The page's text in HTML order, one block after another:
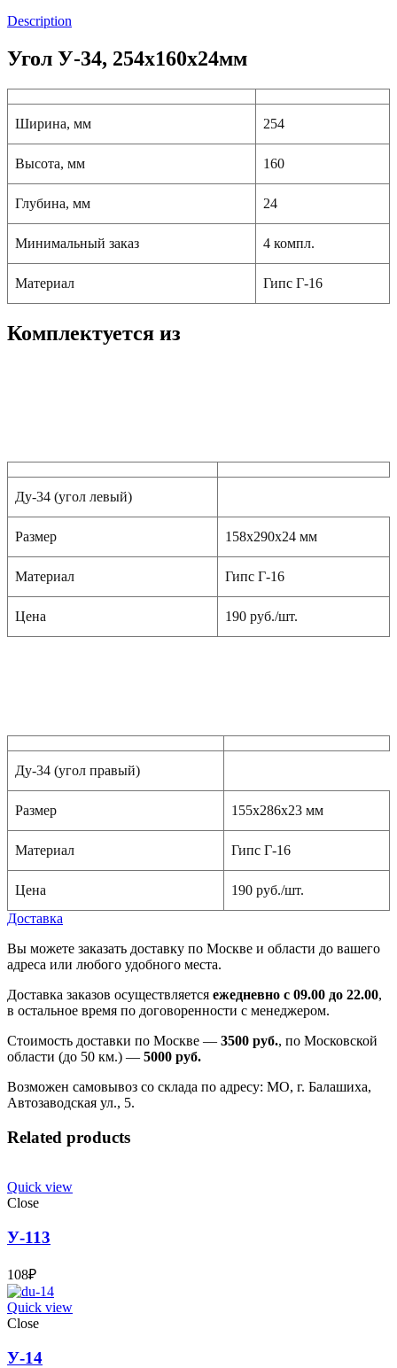
Description
Угол У-34, 254x160x24мм
Ширина, мм 254
Высота, мм 160
Глубина, мм 24
Минимальный заказ 4 компл.
Материал Гипс Г-16
Комплектуется из
Ду-34 (угол левый)
Размер 158x290x24 мм
Материал Гипс Г-16
Цена 190 руб./шт.
Ду-34 (угол правый)
Размер 155x286x23 мм
Материал Гипс Г-16
Цена
190 руб./шт.
Доставка
Вы можете заказать доставку по Москве и области до вашего
адреса или любого удобного места.
Доставка заказов осуществляется ежедневно с 09.00 до 22.00,
в остальное время по договоренности с менеджером.
Стоимость доставки по Москве — 3500 руб., по Московской
области (до 50 км.) — 5000 руб.
Возможен самовывоз со склада по адресу: МО, г. Балашиха,
Автозаводская ул., 5.
Related products
Quick view
Close
У-113
108₽
Quick view
Close
У-14